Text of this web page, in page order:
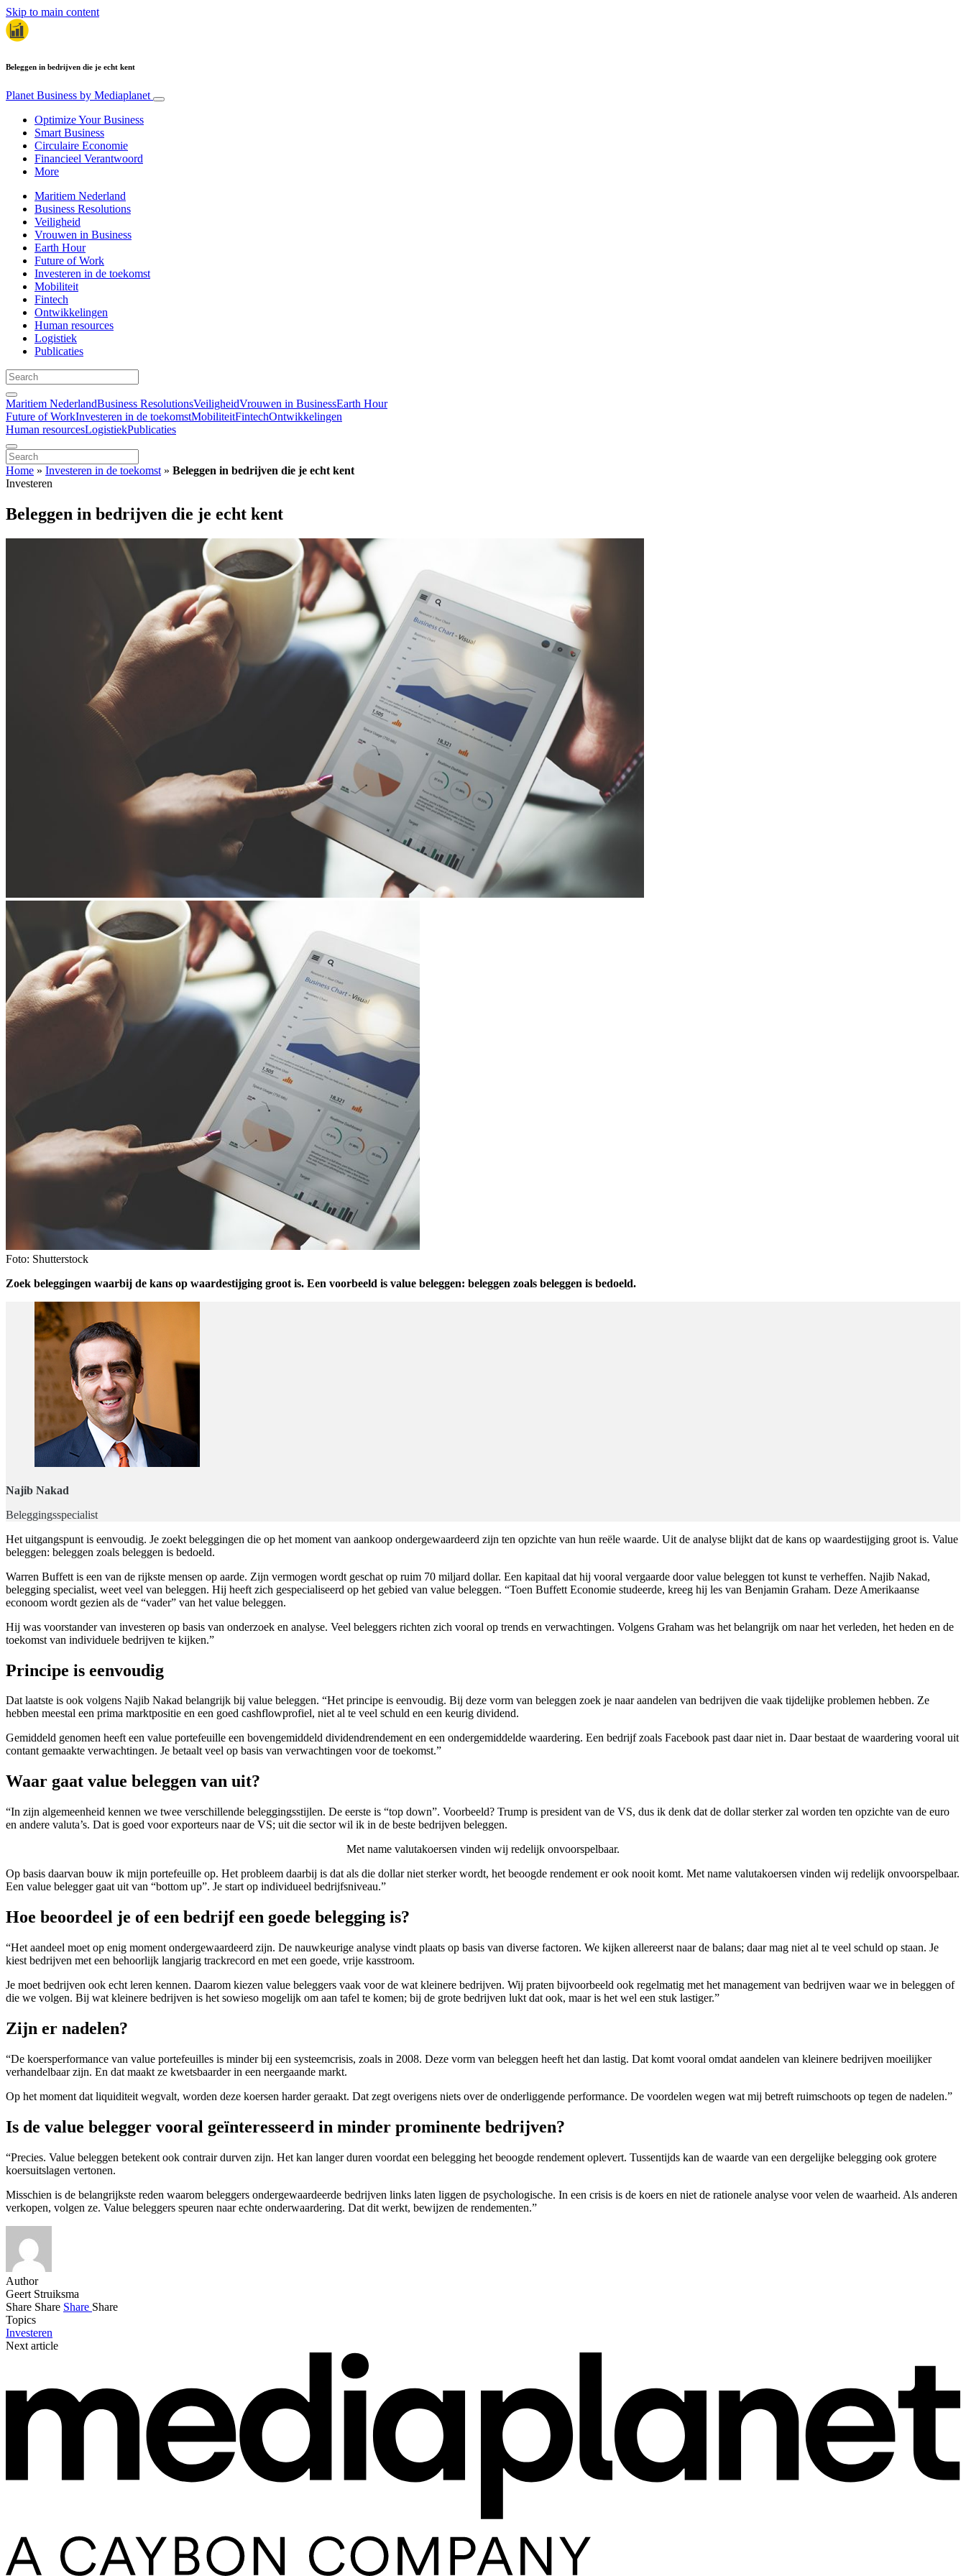
Skip to main content
Beleggen in bedrijven die je echt kent
Planet Business by Mediaplanet
Optimize Your Business
Smart Business
Circulaire Economie
Financieel Verantwoord
More
Maritiem Nederland
Business Resolutions
Veiligheid
Vrouwen in Business
Earth Hour
Future of Work
Investeren in de toekomst
Mobiliteit
Fintech
Ontwikkelingen
Human resources
Logistiek
Publicaties
Maritiem NederlandBusiness ResolutionsVeiligheidVrouwen in BusinessEarth Hour
Future of WorkInvesteren in de toekomstMobiliteitFintechOntwikkelingen
Human resourcesLogistiekPublicaties
Home » Investeren in de toekomst » Beleggen in bedrijven die je echt kent
Investeren
Beleggen in bedrijven die je echt kent
Foto: Shutterstock
Zoek beleggingen waarbij de kans op waardestijging groot is. Een voorbeeld is value beleggen: beleggen zoals beleggen is bedoeld.
Najib Nakad
Beleggingsspecialist
Het uitgangspunt is eenvoudig. Je zoekt beleggingen die op het moment van aankoop ondergewaardeerd zijn ten opzichte van hun reële waarde. Uit de analyse blijkt dat de kans op waardestijging groot is. Value
beleggen: beleggen zoals beleggen is bedoeld.
Warren Buffett is een van de rijkste mensen op aarde. Zijn vermogen wordt geschat op ruim 70 miljard dollar. Een kapitaal dat hij vooral vergaarde door value beleggen tot kunst te verheffen. Najib Nakad,
belegging specialist, weet veel van beleggen. Hij heeft zich gespecialiseerd op het gebied van value beleggen. “Toen Buffett Economie studeerde, kreeg hij les van Benjamin Graham. Deze Amerikaanse
econoom wordt gezien als de “vader” van het value beleggen.
Hij was voorstander van investeren op basis van onderzoek en analyse. Veel beleggers richten zich vooral op trends en verwachtingen. Volgens Graham was het belangrijk om naar het verleden, het heden en de
toekomst van individuele bedrijven te kijken.”
Principe is eenvoudig
Dat laatste is ook volgens Najib Nakad belangrijk bij value beleggen. “Het principe is eenvoudig. Bij deze vorm van beleggen zoek je naar aandelen van bedrijven die vaak tijdelijke problemen hebben. Ze
hebben meestal een prima marktpositie en een goed cashflowprofiel, niet al te veel schuld en een keurig dividend.
Gemiddeld genomen heeft een value portefeuille een bovengemiddeld dividendrendement en een ondergemiddelde waardering. Een bedrijf zoals Facebook past daar niet in. Daar bestaat de waardering vooral uit
contant gemaakte verwachtingen. Je betaalt veel op basis van verwachtingen voor de toekomst.”
Waar gaat value beleggen van uit?
“In zijn algemeenheid kennen we twee verschillende beleggingsstijlen. De eerste is “top down”. Voorbeeld? Trump is president van de VS, dus ik denk dat de dollar sterker zal worden ten opzichte van de euro
en andere valuta’s. Dat is goed voor exporteurs naar de VS; uit die sector wil ik in de beste bedrijven beleggen.
Met name valutakoersen vinden wij redelijk onvoorspelbaar.
Op basis daarvan bouw ik mijn portefeuille op. Het probleem daarbij is dat als die dollar niet sterker wordt, het beoogde rendement er ook nooit komt. Met name valutakoersen vinden wij redelijk onvoorspelbaar.
Een value belegger gaat uit van “bottom up”. Je start op individueel bedrijfsniveau.”
Hoe beoordeel je of een bedrijf een goede belegging is?
“Het aandeel moet op enig moment ondergewaardeerd zijn. De nauwkeurige analyse vindt plaats op basis van diverse factoren. We kijken allereerst naar de balans; daar mag niet al te veel schuld op staan. Je
kiest bedrijven met een behoorlijk langjarig trackrecord en met een goede, vrije kasstroom.
Je moet bedrijven ook echt leren kennen. Daarom kiezen value beleggers vaak voor de wat kleinere bedrijven. Wij praten bijvoorbeeld ook regelmatig met het management van bedrijven waar we in beleggen of
die we volgen. Bij wat kleinere bedrijven is het sowieso mogelijk om aan tafel te komen; bij de grote bedrijven lukt dat ook, maar is het wel een stuk lastiger.”
Zijn er nadelen?
“De koersperformance van value portefeuilles is minder bij een systeemcrisis, zoals in 2008. Deze vorm van beleggen heeft het dan lastig. Dat komt vooral omdat aandelen van kleinere bedrijven moeilijker
verhandelbaar zijn. En dat maakt ze kwetsbaarder in een neergaande markt.
Op het moment dat liquiditeit wegvalt, worden deze koersen harder geraakt. Dat zegt overigens niets over de onderliggende performance. De voordelen wegen wat mij betreft ruimschoots op tegen de nadelen.”
Is de value belegger vooral geïnteresseerd in minder prominente bedrijven?
“Precies. Value beleggen betekent ook contrair durven zijn. Het kan langer duren voordat een belegging het beoogde rendement oplevert. Tussentijds kan de waarde van een dergelijke belegging ook grotere
koersuitslagen vertonen.
Misschien is de belangrijkste reden waarom beleggers ondergewaardeerde bedrijven links laten liggen de psychologische. In een crisis is de koers en niet de rationele analyse voor velen de waarheid. Als anderen
verkopen, volgen ze. Value beleggers speuren naar echte onderwaardering. Dat dit werkt, bewijzen de rendementen.”
Author
Geert Struiksma
Share Share Share Share
Topics
Investeren
Next article